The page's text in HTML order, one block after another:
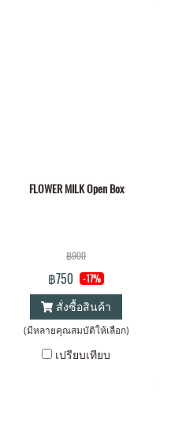
FLOWER MILK Open Box
฿900
฿750 -17%
สั่งซื้อสินค้า
(มีหลายคุณสมบัติให้เลือก)
เปรียบเทียบ